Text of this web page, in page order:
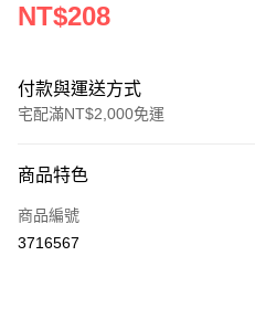
NT$208
付款與運送方式
宅配滿NT$2,000免運
信用卡一次付款
LINE Pay
商品特色
商品編號
3716567